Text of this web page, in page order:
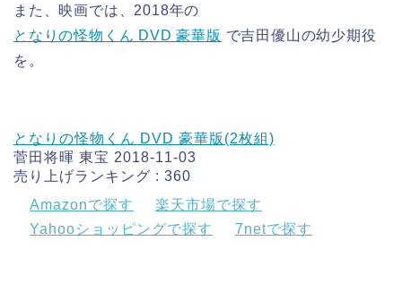
また、映画では、2018年の
となりの怪物くん DVD 豪華版 で吉田優山の幼少期役
を。
となりの怪物くん DVD 豪華版(2枚組)
菅田将暉 東宝 2018-11-03
売り上げランキング : 360
Amazonで探す
楽天市場で探す
Yahooショッピングで探す
7netで探す